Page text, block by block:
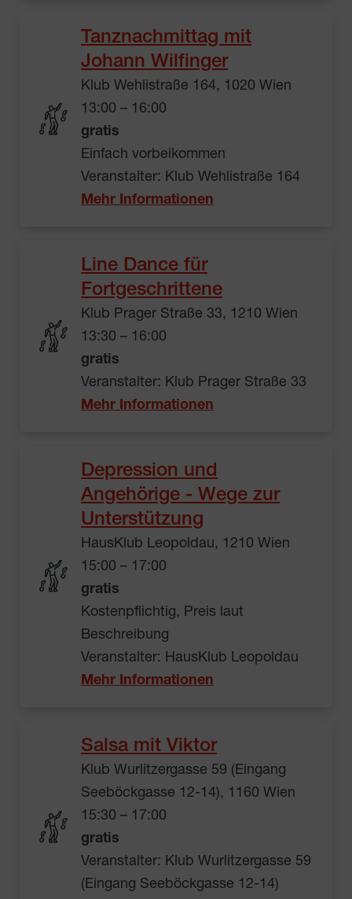
Tanznachmittag mit
Johann Wilfinger
Klub Wehlistraße 164, 1020 Wien
13:00 – 16:00
gratis
Einfach vorbeikommen
Veranstalter: Klub Wehlistraße 164
Mehr Informationen
Line Dance für
Fortgeschrittene
Klub Prager Straße 33, 1210 Wien
13:30 – 16:00
gratis
Veranstalter: Klub Prager Straße 33
Mehr Informationen
Depression und
Angehörige - Wege zur
Unterstützung
HausKlub Leopoldau, 1210 Wien
15:00 – 17:00
gratis
Kostenpflichtig, Preis laut
Beschreibung
Veranstalter: HausKlub Leopoldau
Mehr Informationen
Salsa mit Viktor
Klub Wurlitzergasse 59 (Eingang
Seeböckgasse 12-14), 1160 Wien
15:30 – 17:00
gratis
Veranstalter: Klub Wurlitzergasse 59
(Eingang Seeböckgasse 12-14)